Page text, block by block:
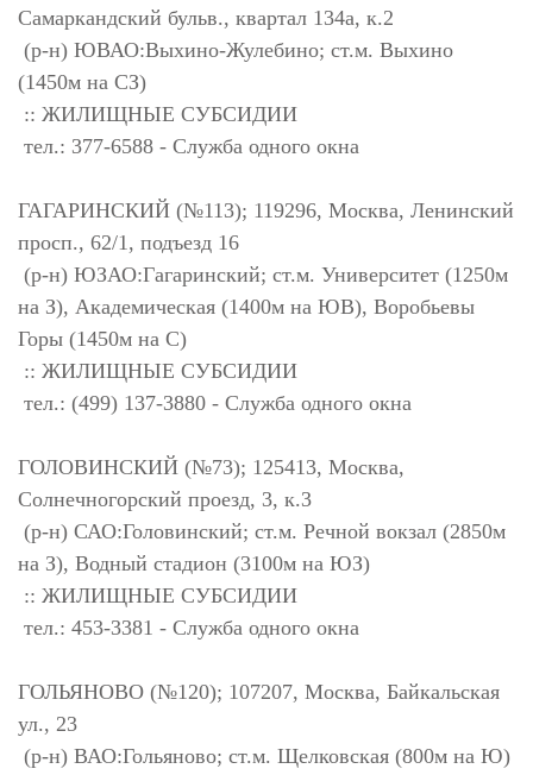
Самаркандский бульв., квартал 134а, к.2
(р-н) ЮВАО:Выхино-Жулебино; ст.м. Выхино
(1450м на СЗ)
:: ЖИЛИЩНЫЕ СУБСИДИИ
тел.: 377-6588 - Служба одного окна
ГАГАРИНСКИЙ (№113); 119296, Москва, Ленинский
просп., 62/1, подъезд 16
(р-н) ЮЗАО:Гагаринский; ст.м. Университет (1250м
на З), Академическая (1400м на ЮВ), Воробьевы
Горы (1450м на С)
:: ЖИЛИЩНЫЕ СУБСИДИИ
тел.: (499) 137-3880 - Служба одного окна
ГОЛОВИНСКИЙ (№73); 125413, Москва,
Солнечногорский проезд, 3, к.3
(р-н) САО:Головинский; ст.м. Речной вокзал (2850м
на З), Водный стадион (3100м на ЮЗ)
:: ЖИЛИЩНЫЕ СУБСИДИИ
тел.: 453-3381 - Служба одного окна
ГОЛЬЯНОВО (№120); 107207, Москва, Байкальская
ул., 23
(р-н) ВАО:Гольяново; ст.м. Щелковская (800м на Ю)